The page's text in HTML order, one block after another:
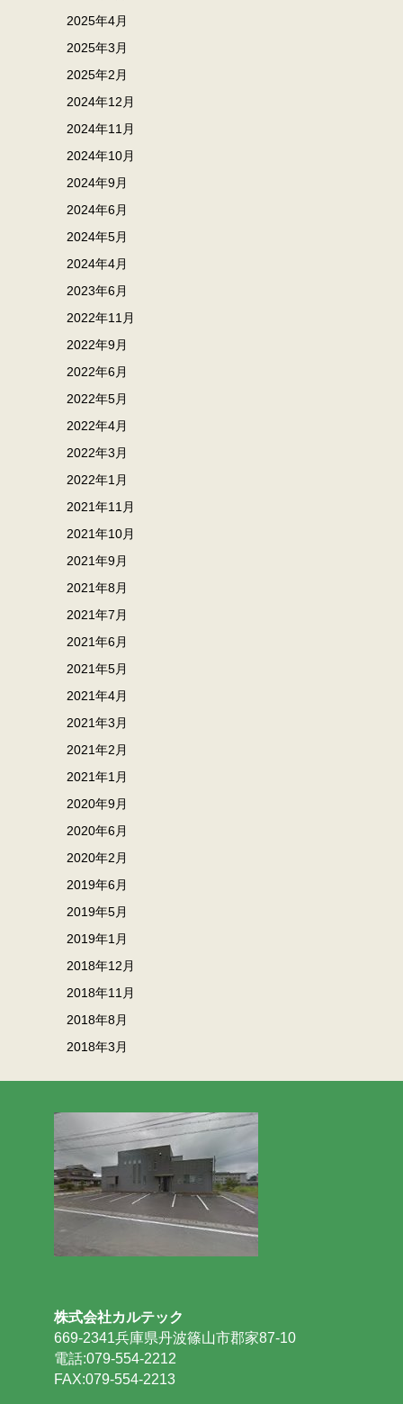
2025年4月
2025年3月
2025年2月
2024年12月
2024年11月
2024年10月
2024年9月
2024年6月
2024年5月
2024年4月
2023年6月
2022年11月
2022年9月
2022年6月
2022年5月
2022年4月
2022年3月
2022年1月
2021年11月
2021年10月
2021年9月
2021年8月
2021年7月
2021年6月
2021年5月
2021年4月
2021年3月
2021年2月
2021年1月
2020年9月
2020年6月
2020年2月
2019年6月
2019年5月
2019年1月
2018年12月
2018年11月
2018年8月
2018年3月
株式会社カルテック
669-2341兵庫県丹波篠山市郡家87-10
電話:079-554-2212
FAX:079-554-2213